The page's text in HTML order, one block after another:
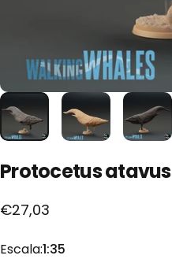
Protocetusatavus
€27,03
Escala
Escala:1:35